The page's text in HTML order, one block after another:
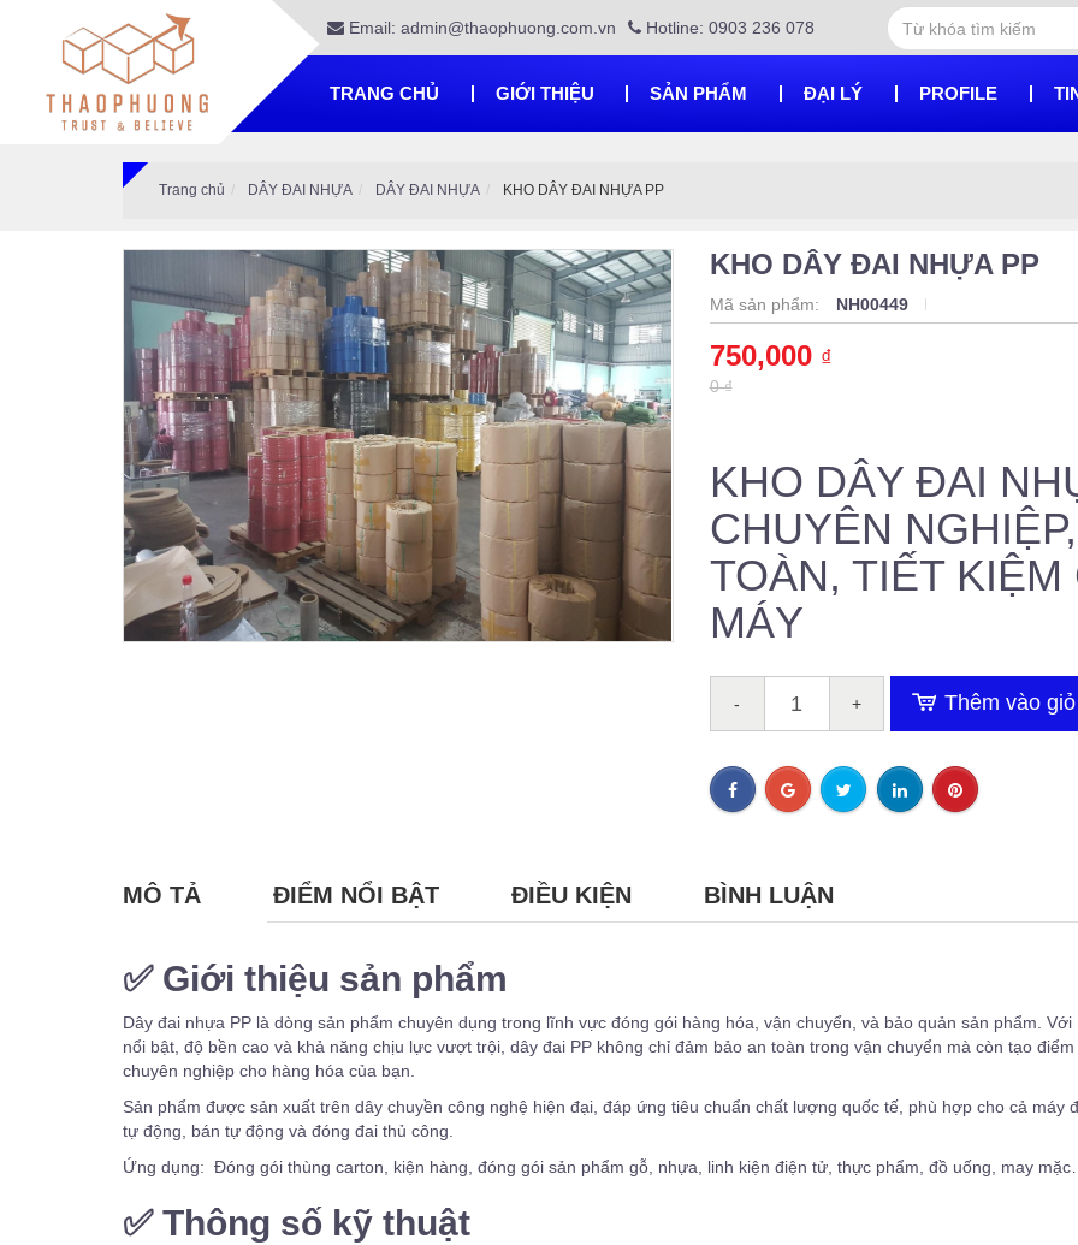
Email: admin@thaophuong.com.vn Hotline: 0903 236 078
TRANG CHỦ GIỚI THIỆU SẢN PHẨM ĐẠI LÝ PROFILE
Trang chủ DÂY ĐAI NHỰA DÂY ĐAI NHỰA KHO DÂY ĐAI NHỰA PP
KHO DÂY ĐAI NHỰA PP
Mã sản phẩm: NH00449
750,000 ₫
0 ₫
KHO DÂY ĐAI
CHUYÊN
TOÀN, TIẾT
MÁY
- + Thêm vào
MÔ TẢ ĐIỂM NỔI BẬT ĐIỀU KIỆN BÌNH LUẬN
✅Giới thiệu sản phẩm
Dây đai nhựa PP là dòng sản phẩm chuyên dụng trong lĩnh vực đóng gói hàng hóa, vận chuyển, và bảo quản sản phẩm. Với
nổi bật, độ bền cao và khả năng chịu lực vượt trội, dây đai PP không chỉ đảm bảo an toàn trong vận chuyển mà còn tạo điểm
chuyên nghiệp cho hàng hóa của bạn.
Sản phẩm được sản xuất trên dây chuyền công nghệ hiện đại, đáp ứng tiêu chuẩn chất lượng quốc tế, phù hợp cho cả máy
tự động, bán tự động và đóng đai thủ công.
Ứng dụng: Đóng gói thùng carton, kiện hàng, đóng gói sản phẩm gỗ, nhựa, linh kiện điện tử, thực phẩm, đồ uống, may mặc…
✅Thông số kỹ thuật